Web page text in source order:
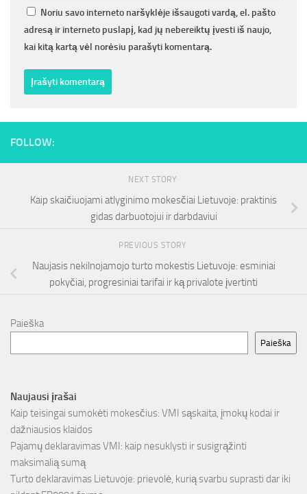
Noriu savo interneto naršyklėje išsaugoti vardą, el. pašto
adresą ir interneto puslapį, kad jų nebereiktų įvesti iš naujo,
kai kitą kartą vėl norėsiu parašyti komentarą.
FOLLOW:
NEXT STORY
Kaip skaičiuojami atlyginimo mokesčiai Lietuvoje: praktinis
gidas darbuotojui ir darbdaviui
PREVIOUS STORY
Naujasis nekilnojamojo turto mokestis Lietuvoje: esminiai
pokyčiai, progresiniai tarifai ir ką privalote įvertinti
Paieška
Paieška
Naujausi įrašai
Kaip teisingai sumokėti mokesčius: VMI sąskaita, įmokų kodai ir
dažniausios klaidos
Pajamų deklaravimas VMI: kaip nesuklysti ir susigrąžinti
maksimalią sumą
Turto deklaravimas Lietuvoje: prievolė, kurią svarbu suprasti dar iki